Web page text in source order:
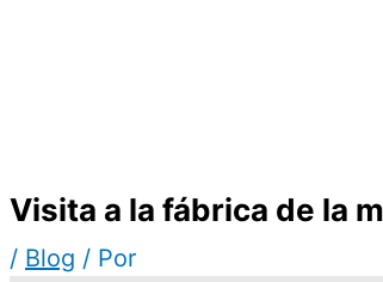
Visita a la fábrica de la
/ Blog / Por